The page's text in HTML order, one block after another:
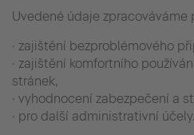
Uvedené údaje zpracováváme
· zajištění bezproblémového
· zajištění komfortního
stránek,
· vyhodnocení zabezpečení a
· pro další administrativní účely.